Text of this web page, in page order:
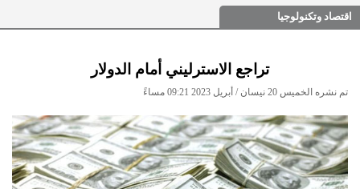
اقتصاد وتكنولوجيا
تراجع الاسترليني أمام الدولار
تم نشره الخميس 20 نيسان / أبريل 2023 09:21 مساءً